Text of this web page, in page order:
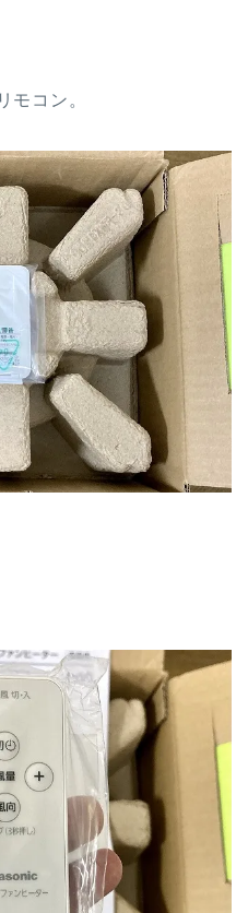
モコン。